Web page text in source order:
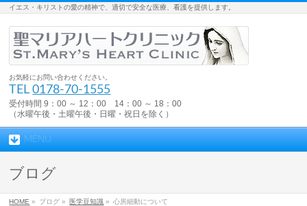
イエス・キリストの愛の精神で、適切で安全な医療、看護を提供します。
お気軽にお問い合わせください。
TEL0178-70-1555
受付時間 9：00 ～ 12：00 14：00 ～ 18：00
（水曜午後・土曜午後・日曜・祝日を除く）
MENU
ブログ
HOME » ブログ » 医学豆知識 » 心房細動について